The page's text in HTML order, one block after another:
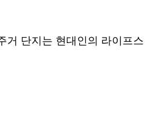
거 단지는 현대인의 라이프스